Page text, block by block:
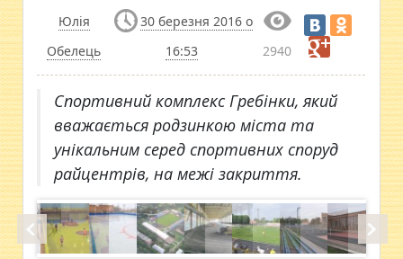
Юлія
Обелець
30 березня 2016 о
16:53
2940
Спортивний комплекс Гребінки, який
вважається родзинкою міста та
унікальним серед спортивних споруд
райцентрів, на межі закриття.